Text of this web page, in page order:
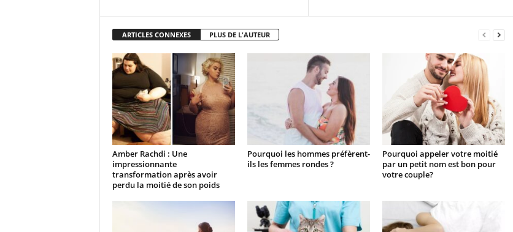
ARTICLES CONNEXES PLUS DE L'AUTEUR
Amber Rachdi : Une
impressionnante
transformation après avoir
perdu la moitié de son poids
Pourquoi les hommes préfèrent-
ils les femmes rondes ?
Pourquoi appeler votre moitié
par un petit nom est bon pour
votre couple?